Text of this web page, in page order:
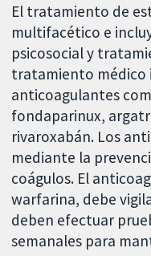
El tratamiento de
multifacético e
psicosocial y
tratamiento médico
anticoagulantes
fondaparinux,
rivaroxabán. Los
mediante la
coágulos. El
warfarina, debe
deben efectuar
semanales para